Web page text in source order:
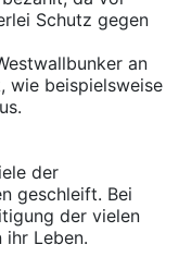
Schutz gegen
an
wie beispielsweise
der
geschleift. Bei
der vielen
ihr Leben.